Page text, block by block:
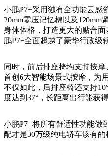
小鹏P7+采用独有全功能云感
20mm零压记忆棉以及120mm
身体体格，打造更大的贴合
鹏P7+全面超越了豪华行政级
同时，前后排座椅均支持按
首创 6大智能场景式按摩，为
不仅如此，后排座椅还支持
度达到37°，长距离出行能获
小鹏P7+将所有舒适性功能做
配才是30万级纯电轿车该有的